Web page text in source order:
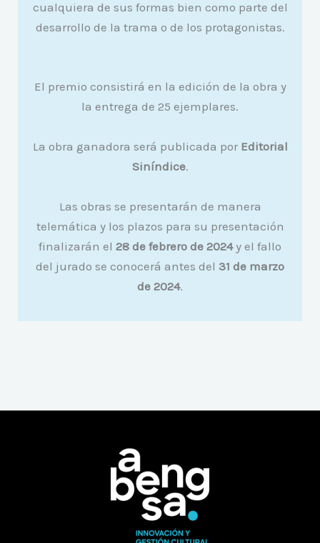
cualquiera de sus formas bien como parte del
desarrollo de la trama o de los protagonistas.
El premio consistirá en la edición de la obra y
la entrega de 25 ejemplares.
La obra ganadora será publicada por Editorial
Siníndice.
Las obras se presentarán de manera
telemática y los plazos para su presentación
finalizarán el 28 de febrero de 2024y el fallo
del jurado se conocerá antes del 31 de marzo
de 2024.